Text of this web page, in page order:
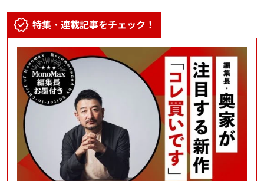
特集・連載記事をチェック！